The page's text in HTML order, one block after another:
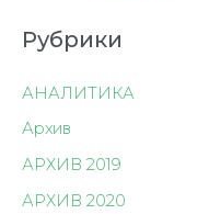
Рубрики
АНАЛИТИКА
Архив
АРХИВ 2019
АРХИВ 2020